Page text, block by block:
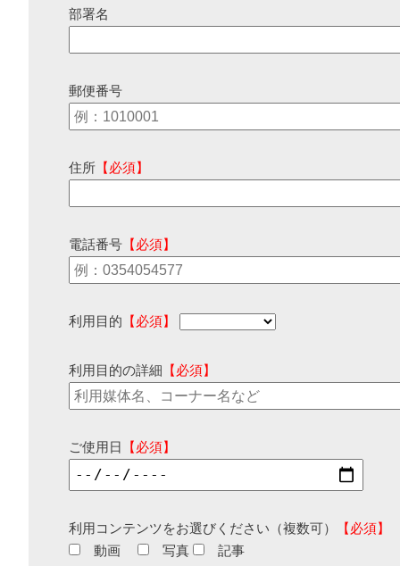
部署名
郵便番号
住所 【必須】
電話番号 【必須】
利用目的 【必須】
利用目的の詳細 【必須】
ご使用日 【必須】
利用コンテンツをお選びください（複数可）
【必須】
動画
写真 記事